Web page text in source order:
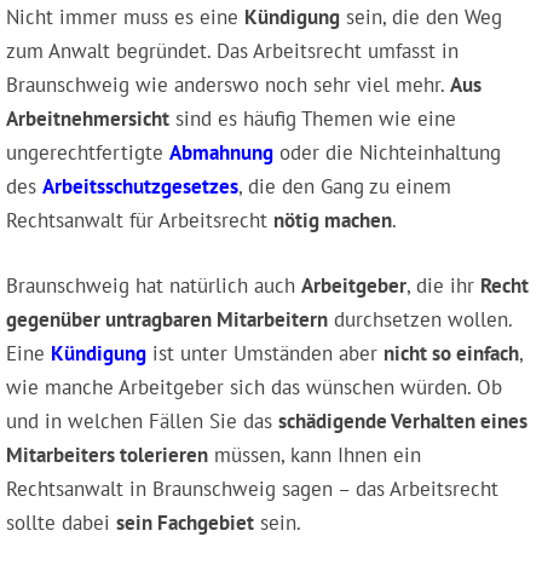
Nicht immer muss es eine Kündigung sein, die den Weg
zum Anwalt begründet. Das Arbeitsrecht umfasst in
Braunschweig wie anderswo noch sehr viel mehr. Aus
Arbeitnehmersicht sind es häufig Themen wie eine
ungerechtfertigte Abmahnung oder die Nichteinhaltung
des Arbeitsschutzgesetzes, die den Gang zu einem
Rechtsanwalt für Arbeitsrecht nötig machen.
Braunschweig hat natürlich auch Arbeitgeber, die ihr Recht
gegenüber untragbaren Mitarbeitern durchsetzen wollen.
Eine Kündigung ist unter Umständen aber nicht so einfach,
wie manche Arbeitgeber sich das wünschen würden. Ob
und in welchen Fällen Sie das schädigende Verhalten eines
Mitarbeiters tolerieren müssen, kann Ihnen ein
Rechtsanwalt in Braunschweig sagen – das Arbeitsrecht
sollte dabei sein Fachgebiet sein.